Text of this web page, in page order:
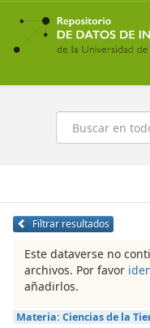
Ir
contenido
principal
Buscar
Filtrar resultados
Este dataverse no
archivos. Por favor
añadirlos.
Materia: Ciencias de la